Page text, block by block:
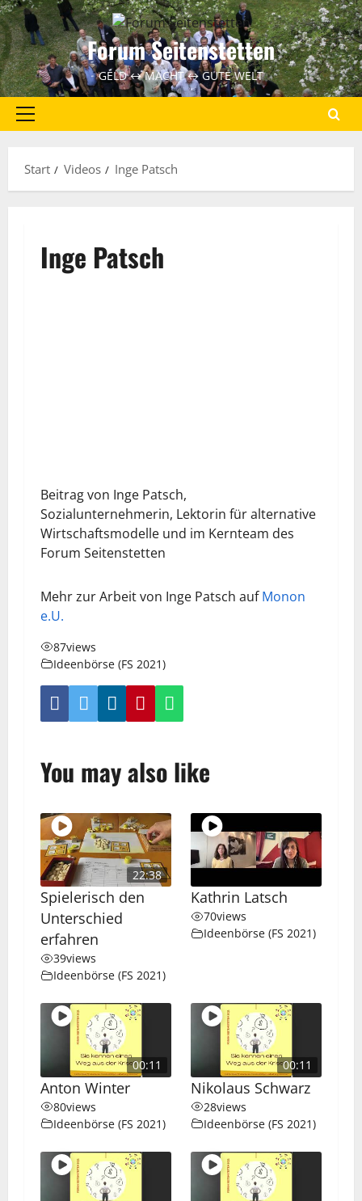
Zum
Inhalt
springen
Forum Seitenstetten
GELD ↔ MACHT ↔ GUTE WELT
Primäres
Start
Videos Inge Patsch
Inge Patsch
Beitrag von Inge Patsch,
Sozialunternehmerin, Lektorin für alternative
Wirtschaftsmodelle und im Kernteam des
Forum Seitenstetten
Mehr zur Arbeit von Inge Patsch aufMonon
e.U.
87views
Ideenbörse (FS 2021)
You may also like
22:38
Spielerisch den
Unterschied
erfahren
39views
Ideenbörse (FS 2021)
Kathrin Latsch
70views
Ideenbörse (FS 2021)
00:11
Anton Winter
80views
Ideenbörse (FS 2021)
00:11
Nikolaus Schwarz
28views
Ideenbörse (FS 2021)